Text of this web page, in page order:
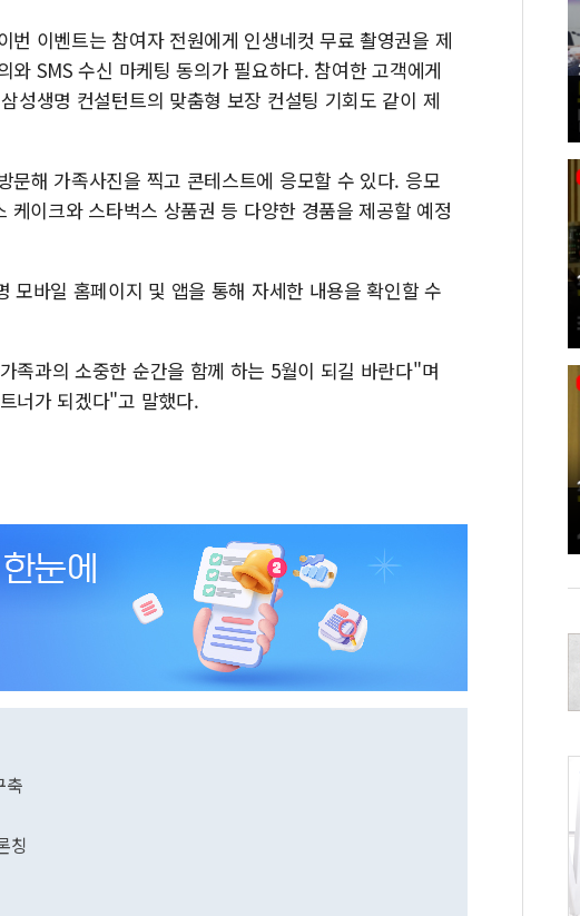
이벤트는 참여자 전원에게 인생네컷 무료 촬영권을 제
SMS 수신 마케팅 동의가 필요하다. 참여한 고객에게
성생명 컨설턴트의 맞춤형 보장 컨설팅 기회도 같이 제
해 가족사진을 찍고 콘테스트에 응모할 수 있다. 응모
이크와 스타벅스 상품권 등 다양한 경품을 제공할 예정
모바일 홈페이지 및 앱을 통해 자세한 내용을 확인할 수
족과의 소중한 순간을 함께 하는 5월이 되길 바란다"며
너가 되겠다"고 말했다.
축
칭